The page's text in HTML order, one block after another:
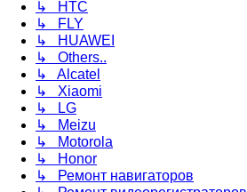
↳ HTC
↳ FLY
↳ HUAWEI
↳ Others..
↳ Alcatel
↳ Xiaomi
↳ LG
↳ Meizu
↳ Motorola
↳ Honor
↳ Ремонт навигаторов